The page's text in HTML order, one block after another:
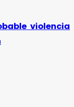
violencia